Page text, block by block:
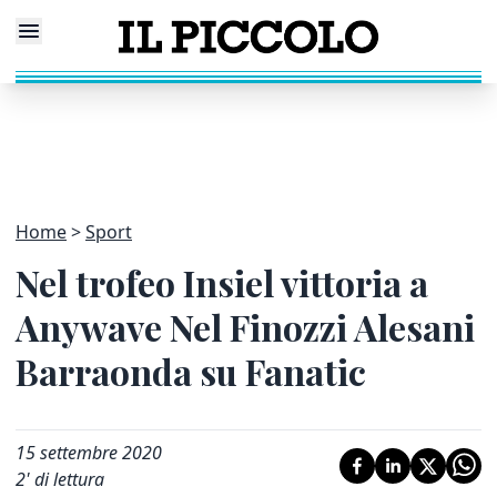
Home Sport
Nel trofeo Insiel vittoria a
Anywave Nel Finozzi Alesani
Barraonda su Fanatic
15 settembre 2020
2' di lettura